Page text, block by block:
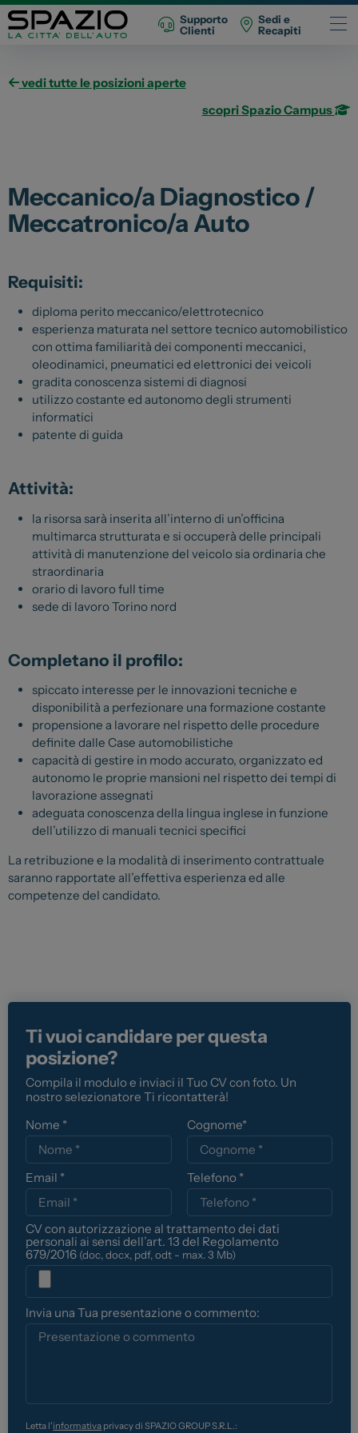
Supporto
Clienti
Sedi e
Recapiti
Automobili
Alfa Romeo
Jeep
Citroen
Leapmotor
Toyota
Lexus
DR
Dongfeng
Veicoli Commerciali
Fiat Professional
Citroen
Toyota
Auto Usate e Km Zero
Officina
Carrozzeria
Vendi la tua auto
Soluzioni Business
Convenzioni
Dipendenti Stellantis
Promozioni
Sedi e Recapiti
News ed Eventi
Spazio Campus
Lavora con noi
Servizio Clienti
Telefono Vendita
011 22 51 711
Telefono Officina
Email
spazio@spaziogroup.com
vedi tutte le posizioni aperte
scopri Spazio Campus
Meccanico/a Diagnostico /
Meccatronico/a Auto
Requisiti:
diploma perito meccanico/elettrotecnico
esperienza maturata nel settore tecnico automobilistico
con ottima familiarità dei componenti meccanici,
oleodinamici, pneumatici ed elettronici dei veicoli
gradita conoscenza sistemi di diagnosi
utilizzo costante ed autonomo degli strumenti
informatici
patente di guida
Attività:
la risorsa sarà inserita all’interno di un’officina
multimarca strutturata e si occuperà delle principali
attività di manutenzione del veicolo sia ordinaria che
straordinaria
orario di lavoro full time
sede di lavoro Torino nord
Completano il profilo:
spiccato interesse per le innovazioni tecniche e
disponibilità a perfezionare una formazione costante
propensione a lavorare nel rispetto delle procedure
definite dalle Case automobilistiche
capacità di gestire in modo accurato, organizzato ed
autonomo le proprie mansioni nel rispetto dei tempi di
lavorazione assegnati
adeguata conoscenza della lingua inglese in funzione
dell’utilizzo di manuali tecnici specifici
La retribuzione e la modalità di inserimento contrattuale
saranno rapportate all’effettiva esperienza ed alle
competenze del candidato.
Ti vuoi candidare per questa
posizione?
Compila il modulo e inviaci il Tuo CV con foto. Un
nostro selezionatore Ti ricontatterà!
Nome *
Cognome*
Email * Telefono *
CV con autorizzazione al trattamento dei dati
personali ai sensi dell’art. 13 del Regolamento
679/2016 (doc, docx, pdf, odt - max. 3 Mb)
Invia una Tua presentazione o commento:
Letta l'informativa privacy di SPAZIO GROUP S.R.L.: